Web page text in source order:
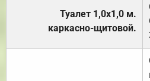
Туалет 1,0х1,0 м.
каркасно-щитовой.